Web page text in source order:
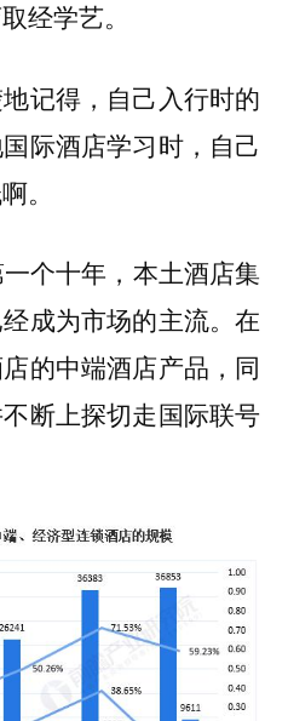
经学艺。
记得，自己入行时的
际酒店学习时，自己
。
个十年，本土酒店集
成为市场的主流。在
的中端酒店产品，同
断上探切走国际联号